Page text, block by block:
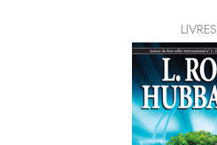
LIVRES